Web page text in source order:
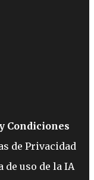
Condiciones
de Privacidad
de uso de la IA